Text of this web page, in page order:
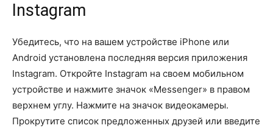
Instagram
Убедитесь, что на вашем устройстве iPhone или
Android установлена последняя версия приложения
Instagram. Откройте Instagram на своем мобильном
устройстве и нажмите значок «Messenger» в правом
верхнем углу. Нажмите на значок видеокамеры.
Прокрутите список предложенных друзей или введите